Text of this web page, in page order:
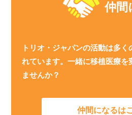
仲間
トリオ・ジャパンの活動は多
れています。一緒に移植医療を
ませんか？
仲間になるは